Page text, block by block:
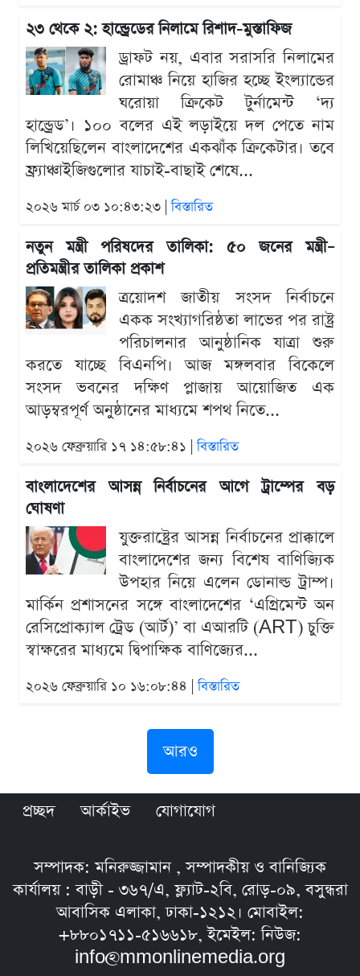
২৩ থেকে ২: হান্ড্রেডের নিলামে রিশাদ-মুস্তাফিজ
ড্রাফট নয়, এবার সরাসরি নিলামের
রোমাঞ্চ নিয়ে হাজির হচ্ছে ইংল্যান্ডের
ঘরোয়া ক্রিকেট টুর্নামেন্ট ‘দ্য
হান্ড্রেড’। ১০০ বলের এই লড়াইয়ে দল পেতে নাম
লিখিয়েছিলেন বাংলাদেশের একঝাঁক ক্রিকেটার। তবে
ফ্র্যাঞ্চাইজিগুলোর যাচাই-বাছাই শেষে...
২০২৬ মার্চ ০৩ ১০:৪৩:২৩ |বিস্তারিত
নতুন মন্ত্রী পরিষদের তালিকা: ৫০ জনের মন্ত্রী–
প্রতিমন্ত্রীর তালিকা প্রকাশ
ত্রয়োদশ জাতীয় সংসদ নির্বাচনে
একক সংখ্যাগরিষ্ঠতা লাভের পর রাষ্ট্র
পরিচালনার আনুষ্ঠানিক যাত্রা শুরু
করতে যাচ্ছে বিএনপি। আজ মঙ্গলবার বিকেলে
সংসদ ভবনের দক্ষিণ প্লাজায় আয়োজিত এক
আড়ম্বরপূর্ণ অনুষ্ঠানের মাধ্যমে শপথ নিতে...
২০২৬ ফেব্রুয়ারি ১৭ ১৪:৫৮:৪১ |বিস্তারিত
বাংলাদেশের আসন্ন নির্বাচনের আগে ট্রাম্পের বড়
ঘোষণা
যুক্তরাষ্ট্রের আসন্ন নির্বাচনের প্রাক্কালে
বাংলাদেশের জন্য বিশেষ বাণিজ্যিক
উপহার নিয়ে এলেন ডোনাল্ড ট্রাম্প।
মার্কিন প্রশাসনের সঙ্গে বাংলাদেশের ‘এগ্রিমেন্ট অন
রেসিপ্রোক্যাল ট্রেড (আর্ট)’ বা এআরটি (ART) চুক্তি
স্বাক্ষরের মাধ্যমে দ্বিপাক্ষিক বাণিজ্যের...
২০২৬ ফেব্রুয়ারি ১০ ১৬:০৮:৪৪ |বিস্তারিত
আরও
প্রচ্ছদ আর্কাইভ যোগাযোগ
সম্পাদক: মনিরুজ্জামান , সম্পাদকীয় ও বানিজ্যিক
কার্যালয় : বাড়ী - ৩৬৭/এ, ফ্ল্যাট-২বি, রোড়-০৯, বসুন্ধরা
আবাসিক এলাকা, ঢাকা-১২১২। মোবাইল:
+৮৮০১৭১১-৫১৬৬১৮, ইমেইল: নিউজ:
info@mmonlinemedia.org